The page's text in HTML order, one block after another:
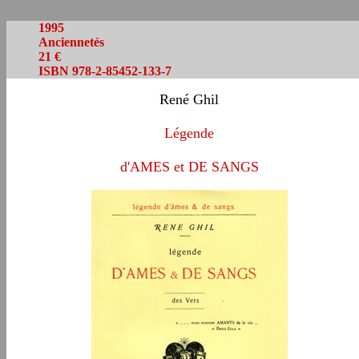
1995
Anciennetés
21 €
ISBN 978-2-85452-133-7
René Ghil
Légende
d'AMES et DE SANGS